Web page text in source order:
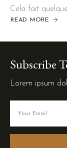
Cela fait
READ MORE
Subscribe
Lorem ipsum